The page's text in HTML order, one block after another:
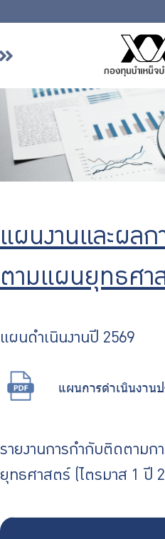
หน้าหลัก
เกี่ยวกับ กบข.
บริการสมาชิก
ลงทุน
รายงานผลการดำเนินงาน
จัดซื้อจัดจ้าง
ร่วมงานกับเรา
|
แผนงานและผลก
ตามแผนยุทธศา
แผนดำเนินงานปี 2569
แผนการดําเนินงาน
รายงานการกำกับติดตามก
ยุทธศาสตร์ (ไตรมาส 1 ปี